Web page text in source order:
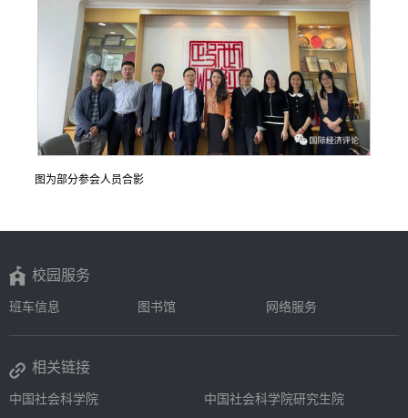
图为部分参会人员合影
校园服务
班车信息 图书馆 网络服务
相关链接
中国社会科学院 中国社会科学院研究生院